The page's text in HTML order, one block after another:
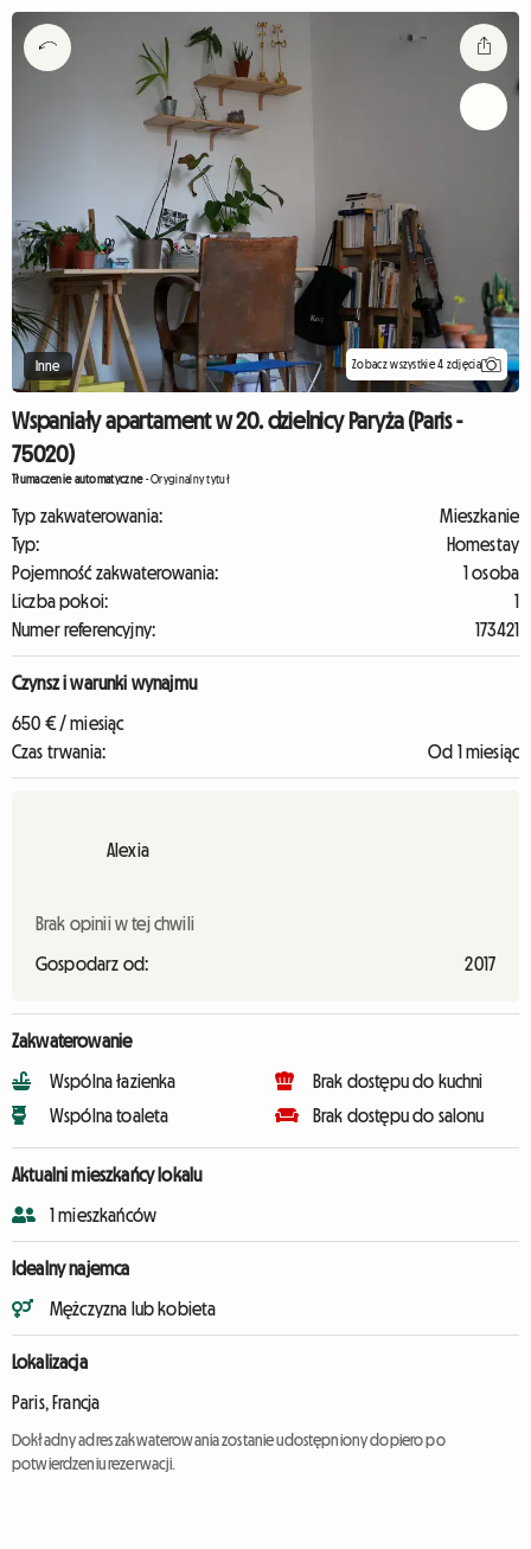
Inne Zobacz wszystkie 4 zdjęcia
Wspaniały apartament w 20. dzielnicy Paryża (Paris -
75020)
Tłumaczenie automatyczne-Oryginalny tytuł
Typ zakwaterowania:
Mieszkanie
Typ:
Homestay
Pojemność zakwaterowania:
1 osoba
Liczba pokoi:
1
Numer referencyjny:
173421
Czynsz i warunki wynajmu
650 € / miesiąc
Czas trwania:
Od 1 miesiąc
Alexia
Brak opinii w tej chwili
Gospodarz od: 2017
Zakwaterowanie
Wspólna łazienka
Wspólna toaleta
Brak dostępu do kuchni
Brak dostępu do salonu
Aktualni mieszkańcy lokalu
1 mieszkańców
Idealny najemca
Mężczyzna lub kobieta
Lokalizacja
Paris, Francja
Dokładny adres zakwaterowania zostanie udostępniony dopiero po
potwierdzeniu rezerwacji.